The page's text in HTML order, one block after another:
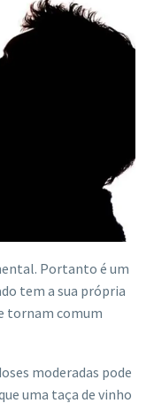
Portanto é um
tem a sua própria
tornam comum
moderadas pode
uma taça de vinho